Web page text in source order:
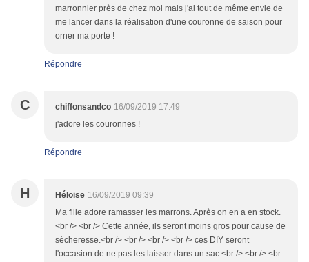
marronnier près de chez moi mais j'ai tout de même envie de
me lancer dans la réalisation d'une couronne de saison pour
orner ma porte !
Répondre
C chiffonsandco 16/09/2019 17:49
j'adore les couronnes !
Répondre
H Héloise 16/09/2019 09:39
Ma fille adore ramasser les marrons. Après on en a en stock.
<br /> <br /> Cette année, ils seront moins gros pour cause de
sécheresse.<br /> <br /> <br /> <br /> ces DIY seront
l'occasion de ne pas les laisser dans un sac.<br /> <br /> <br